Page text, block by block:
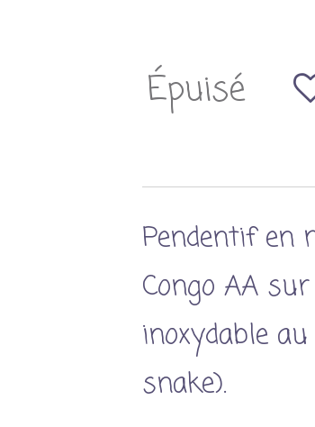
Épuisé
Pendentif en
Congo AA
inoxydable
snake).